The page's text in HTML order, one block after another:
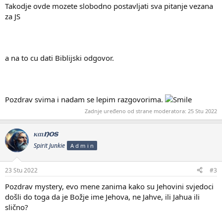
Takodje ovde mozete slobodno postavljati sva pitanje vezana
za JS
a na to cu dati Biblijski odgovor.
Pozdrav svima i nadam se lepim razgovorima.
Zadnje uređeno od strane moderatora: 25 Stu 2022
καιnos
Spirit Junkie A d m i n
23 Stu 2022 #3
Pozdrav mystery, evo mene zanima kako su Jehovini svjedoci
došli do toga da je Božje ime Jehova, ne Jahve, ili Jahua ili
slično?